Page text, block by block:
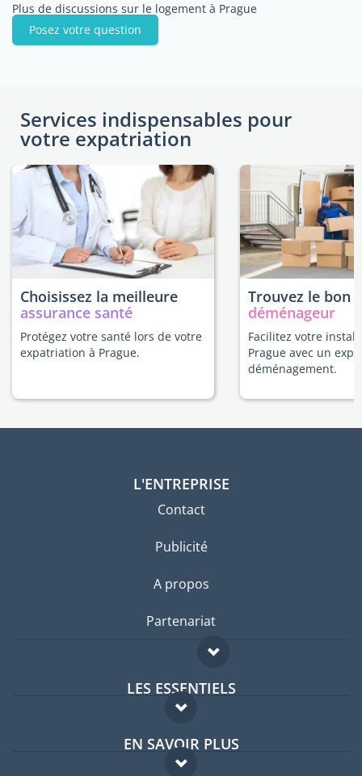
Plus de discussions sur le logement à Prague
Posez votre question
Services indispensables pour
votre expatriation
Choisissez la meilleure
assurance santé
Protégez votre santé lors de votre
expatriation à Prague.
Trouvez le bon
déménageur
Facilitez votre
Prague avec un
déménagement.
L'ENTREPRISE
Contact
Publicité
A propos
Partenariat
LES ESSENTIELS
Forum expatriés
Guides pays
EN SAVOIR PLUS
FAQ